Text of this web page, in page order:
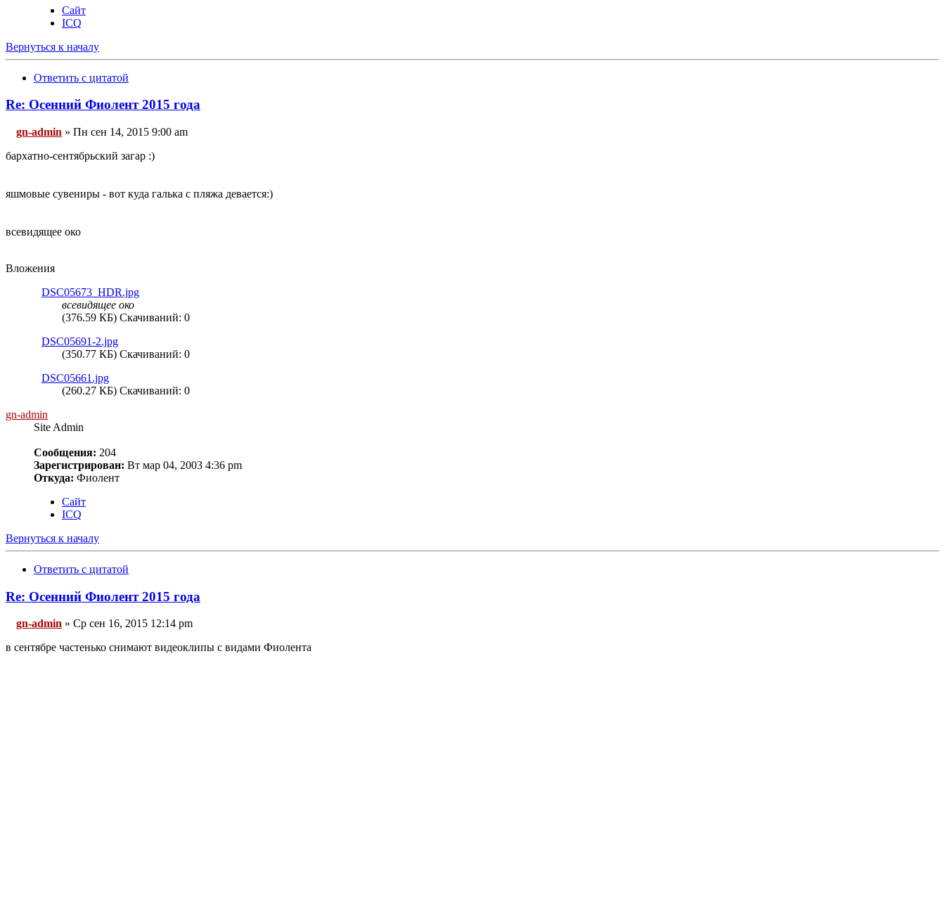
Сайт
ICQ
Вернуться к началу
Ответить с цитатой
Re: Осенний Фиолент 2015 года
gn-admin » Пн сен 14, 2015 9:00 am
бархатно-сентябрьский загар :)
яшмовые сувениры - вот куда галька с пляжа девается:)
всевидящее око
Вложения
DSC05673_HDR.jpg
всевидящее око
(376.59 КБ) Скачиваний: 0
DSC05691-2.jpg
(350.77 КБ) Скачиваний: 0
DSC05661.jpg
(260.27 КБ) Скачиваний: 0
gn-admin
Site Admin
Сообщения: 204
Зарегистрирован: Вт мар 04, 2003 4:36 pm
Откуда: Фиолент
Сайт
ICQ
Вернуться к началу
Ответить с цитатой
Re: Осенний Фиолент 2015 года
gn-admin » Ср сен 16, 2015 12:14 pm
в сентябре частенько снимают видеоклипы с видами Фиолента